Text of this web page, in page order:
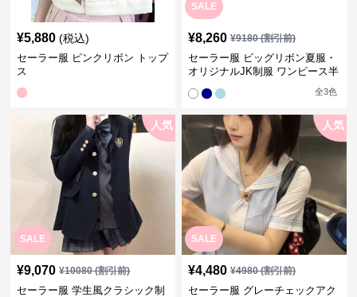
¥5,880 (税込)
セーラー服 ピンクリボン トップ
ス
SALE
¥8,260 ¥9180(割引前)
セーラー服 ビッグリボン夏服・
オリジナルJK制服 ワンピース半
全3色
SALE
人気
¥9,070 ¥10080(割引前)
セーラー服 学生風クラシック制
SALE
人気
¥4,480 ¥4980(割引前)
セーラー服 グレーチェックアク